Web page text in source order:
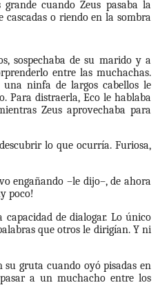
cuando Zeus pasaba la
cascadas o riendo en la sombra
sospechaba de su marido y a
entre las muchachas.
una ninfa de largos cabellos le
Para distraerla, Eco le hablaba
Zeus aprovechaba para
lo que ocurría. Furiosa,
engañando –le dijo–, de ahora
poco!
capacidad de dialogar. Lo único
que otros le dirigían. Y ni
gruta cuando oyó pisadas en
a un muchacho entre los